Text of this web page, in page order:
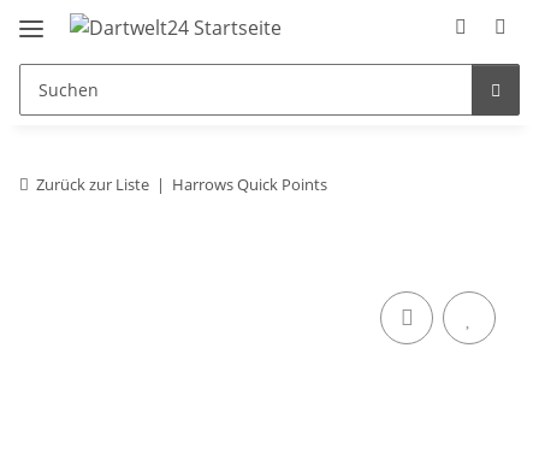
Zurück zur Liste Harrows Quick Points